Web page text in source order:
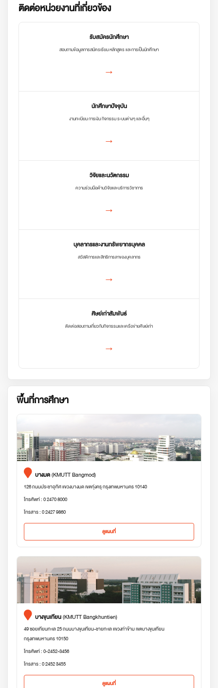
ติดต่อหน่วยงานที่เกี่ยวข้อง
รับสมัครนักศึกษา
สอบถามข้อมูลการสมัครเรียน หลักสูตร และการเป็นนักศึกษา
→
นักศึกษาปัจจุบัน
งานทะเบียน การเงิน กิจกรรม ระบบต่างๆ และอื่นๆ
→
วิจัยและนวัตกรรม
ความร่วมมือด้านวิจัยและบริการวิชาการ
→
บุคลากรและงานทรัพยากรบุคคล
สวัสดิการและสิทธิการลาของบุคลากร
→
ศิษย์เก่าสัมพันธ์
ติดต่อสอบถามเกี่ยวกับกิจกรรมและเครือข่ายศิษย์เก่า
→
พื้นที่การศึกษา
บางมด(KMUTT Bangmod)
126 ถนนประชาอุทิศ แขวงบางมด เขตทุ่งครุ กรุงเทพมหานคร 10140
โทรศัพท์ : 0 2470 8000
โทรสาร : 0 2427 9860
ดูแผนที่
บางขุนเทียน(KMUTT Bangkhuntien)
49 ซอยเทียนทะเล 25 ถนนบางขุนเทียน-ชายทะเล แขวงท่าข้าม เขตบางขุนเทียน
กรุงเทพมหานคร 10150
โทรศัพท์ : 0-2452-3456
โทรสาร : 0 2452 3455
ดูแผนที่